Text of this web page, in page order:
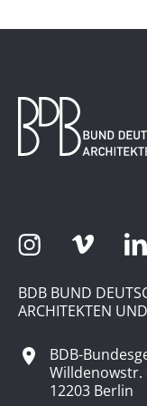
BDB BUND
ARCHITEKTEN
BDB-
Willdenowstr.
12203 Berlin